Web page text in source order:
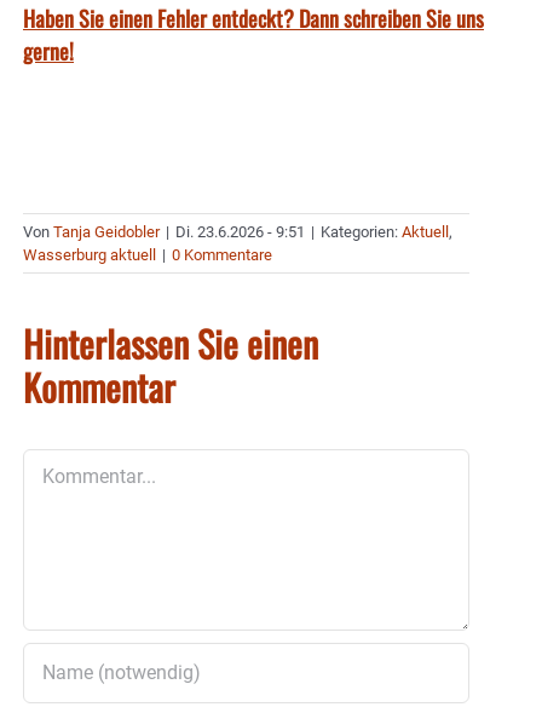
Haben Sie einen Fehler entdeckt? Dann schreiben Sie uns
gerne!
Von Tanja Geidobler | Di. 23.6.2026 - 9:51 | Kategorien: Aktuell,
Wasserburg aktuell | 0 Kommentare
Hinterlassen Sie einen
Kommentar